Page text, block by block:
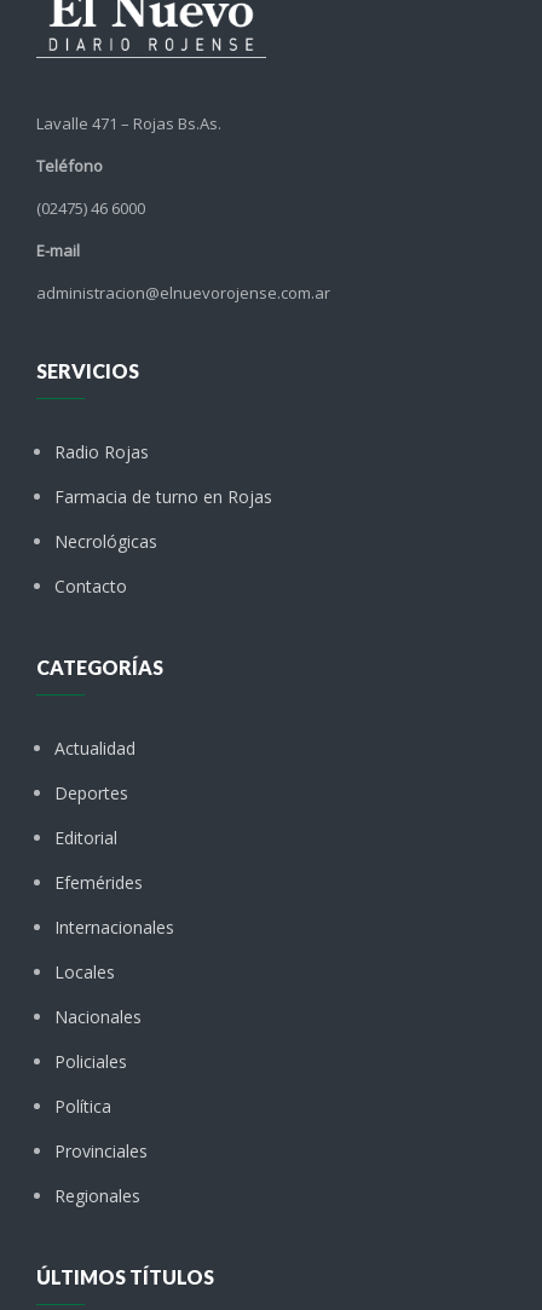
Lavalle 471 – Rojas Bs.As.
Teléfono
(02475) 46 6000
E-mail
administracion@elnuevorojense.com.ar
SERVICIOS
Radio Rojas
Farmacia de turno en Rojas
Necrológicas
Contacto
CATEGORÍAS
Actualidad
Deportes
Editorial
Efemérides
Internacionales
Locales
Nacionales
Policiales
Política
Provinciales
Regionales
ÚLTIMOS TÍTULOS